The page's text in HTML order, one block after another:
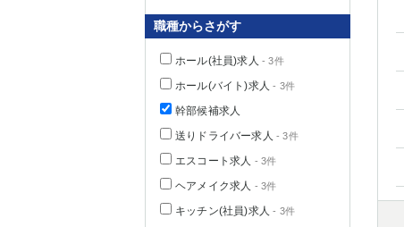
職種からさがす
ホール(社員)求人 - 3件
ホール(バイト)求人 - 3件
幹部候補求人
送りドライバー求人 - 3件
エスコート求人 - 3件
ヘアメイク求人 - 3件
キッチン(社員)求人 - 3件